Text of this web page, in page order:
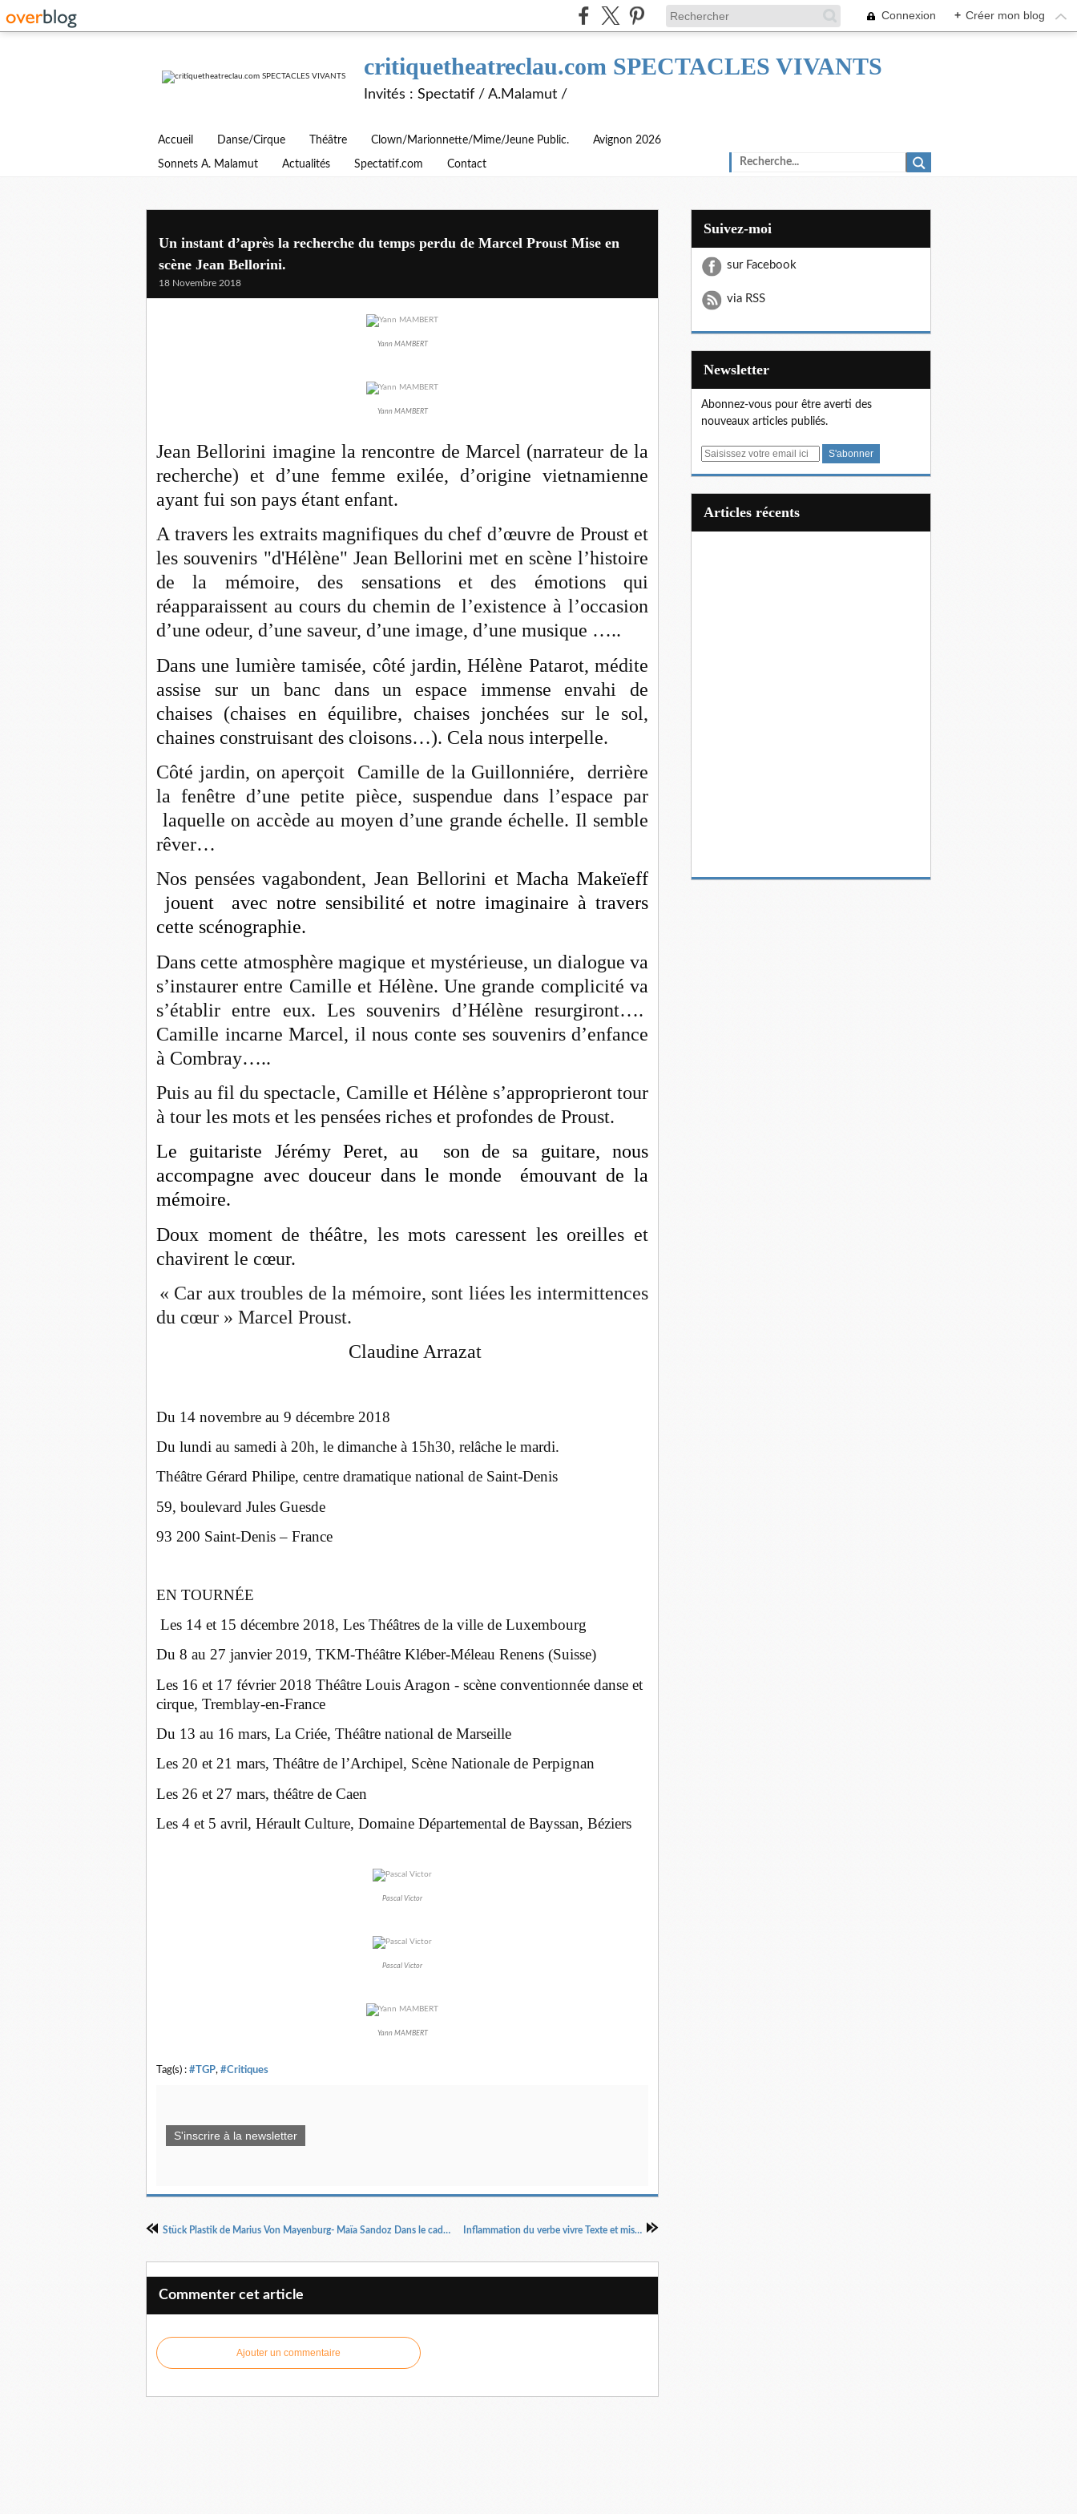
Connexion + Créer mon blog
critiquetheatreclau.com SPECTACLES VIVANTS
Invités : Spectatif / A.Malamut /
Accueil Danse/Cirque Théâtre Clown/Marionnette/Mime/Jeune Public. Avignon 2026
Sonnets A. Malamut Actualités Spectatif.com Contact
Un instant d’après la recherche du temps perdu de Marcel Proust Mise en
scène Jean Bellorini.
18 Novembre 2018
Yann MAMBERT
Yann MAMBERT
Jean Bellorini imagine la rencontre de Marcel (narrateur de la
recherche) et d’une femme exilée, d’origine vietnamienne
ayant fui son pays étant enfant.
A travers les extraits magnifiques du chef d’œuvre de Proust et
les souvenirs "d'Hélène" Jean Bellorini met en scène l’histoire
de la mémoire, des sensations et des émotions qui
réapparaissent au cours du chemin de l’existence à l’occasion
d’une odeur, d’une saveur, d’une image, d’une musique …..
Dans une lumière tamisée, côté jardin, Hélène Patarot, médite
assise sur un banc dans un espace immense envahi de
chaises (chaises en équilibre, chaises jonchées sur le sol,
chaines construisant des cloisons…). Cela nous interpelle.
Côté jardin, on aperçoit Camille de la Guillonniére, derrière
la fenêtre d’une petite pièce, suspendue dans l’espace par
laquelle on accède au moyen d’une grande échelle. Il semble
rêver…
Nos pensées vagabondent, Jean Bellorini etMacha Makeïeff
jouent avec notre sensibilité et notre imaginaire à travers
cette scénographie.
Dans cette atmosphère magique et mystérieuse, un dialogue va
s’instaurer entre Camille et Hélène. Une grande complicité va
s’établir entre eux. Les souvenirs d’Hélène resurgiront….
Camille incarne Marcel, il nous conte ses souvenirs d’enfance
à Combray…..
Puis au fil du spectacle, Camille et Hélène s’approprieront tour
à tour les mots et les pensées riches et profondes de Proust.
Le guitariste Jérémy Peret, au son de sa guitare, nous
accompagne avec douceur dans le monde émouvant de la
mémoire.
Doux moment de théâtre, les mots caressent les oreilles et
chavirent le cœur.
« Car aux troubles de la mémoire, sont liées les intermittences
du cœur » Marcel Proust.
Claudine Arrazat
Du 14 novembre au 9 décembre 2018
Du lundi au samedi à 20h, le dimanche à 15h30, relâche le mardi.
Théâtre Gérard Philipe, centre dramatique national de Saint-Denis
59, boulevard Jules Guesde
93 200 Saint-Denis – France
EN TOURNÉE
Les 14 et 15 décembre 2018, Les Théâtres de la ville de Luxembourg
Du 8 au 27 janvier 2019, TKM-Théâtre Kléber-Méleau Renens (Suisse)
Les 16 et 17 février 2018 Théâtre Louis Aragon - scène conventionnée danse et
cirque, Tremblay-en-France
Du 13 au 16 mars, La Criée, Théâtre national de Marseille
Les 20 et 21 mars, Théâtre de l’Archipel, Scène Nationale de Perpignan
Les 26 et 27 mars, théâtre de Caen
Les 4 et 5 avril, Hérault Culture, Domaine Départemental de Bayssan, Béziers
Pascal Victor
Pascal Victor
Yann MAMBERT
Tag(s) : #TGP, #Critiques
S'inscrire à la newsletter
Stück Plastik de Marius Von Mayenburg- Maïa Sandoz Dans le cadre des théâtrales Charles Dullin, Edition 2018 Inflammation du verbe vivre Texte et mise en scène Wajdi Mouawad2
Commenter cet article
Ajouter un commentaire
Suivez-moi
sur Facebook
via RSS
Newsletter
Abonnez-vous pour être averti des
nouveaux articles publiés.
E
articles récents